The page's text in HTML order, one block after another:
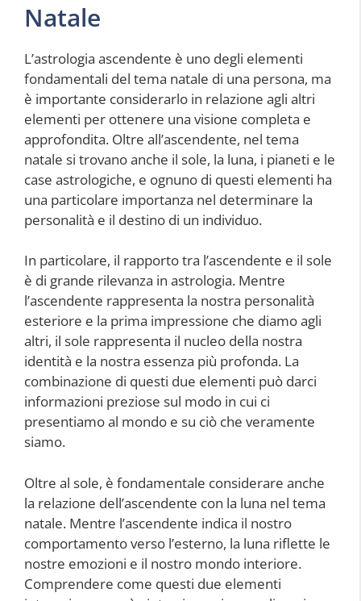
Natale
L’astrologia ascendente è uno degli elementi
fondamentali del tema natale di una persona, ma
è importante considerarlo in relazione agli altri
elementi per ottenere una visione completa e
approfondita. Oltre all’ascendente, nel tema
natale si trovano anche il sole, la luna, i pianeti e le
case astrologiche, e ognuno di questi elementi ha
una particolare importanza nel determinare la
personalità e il destino di un individuo.
In particolare, il rapporto tra l’ascendente e il sole
è di grande rilevanza in astrologia. Mentre
l’ascendente rappresenta la nostra personalità
esteriore e la prima impressione che diamo agli
altri, il sole rappresenta il nucleo della nostra
identità e la nostra essenza più profonda. La
combinazione di questi due elementi può darci
informazioni preziose sul modo in cui ci
presentiamo al mondo e su ciò che veramente
siamo.
Oltre al sole, è fondamentale considerare anche
la relazione dell’ascendente con la luna nel tema
natale. Mentre l’ascendente indica il nostro
comportamento verso l’esterno, la luna riflette le
nostre emozioni e il nostro mondo interiore.
Comprendere come questi due elementi